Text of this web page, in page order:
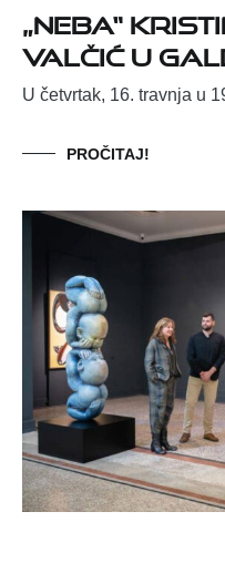
„Neba“
Valčić u
U četvrtak, 16. travnja u
PROČITAJ!